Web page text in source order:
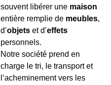
souvent libérer une maison
entière remplie de meubles,
d’objets et d’effets
personnels.
Notre société prend en
charge le tri, le transport et
l’acheminement vers les